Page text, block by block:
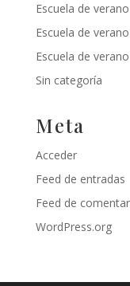
Escuela de
Escuela de
Escuela de
Sin categoría
Meta
Acceder
Feed de entradas
Feed de
WordPress.org